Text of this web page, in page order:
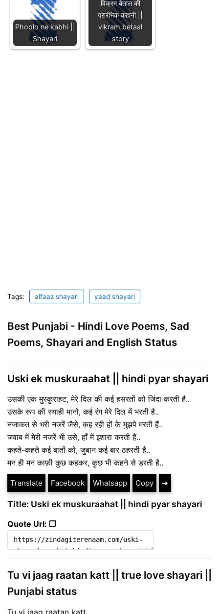
Phoolo ne kabhi ||
Shayari
विक्रम बेताल की
प्रारंभिक कहानी ||
vikram betaal
story
Tags: alfaaz shayari yaad shayari
Best Punjabi - Hindi Love Poems, Sad
Poems, Shayari and English Status
Uski ek muskuraahat || hindi pyar shayari
उसकी एक मुस्कुराहट, मेरे दिल की कई हसरतों को जिंदा करती है..
उसके रूप की स्याही मानो, कई रंग मेरे दिल में भरती है..
नजाकत से भरी नजरें जैसे, कह रही हों के मुझपे मरती हैं..
जवाब में मेरी नजरें भी उसे, हाँ में इशारा करती हैं..
कहते-कहते कई बातों को, जुबान कई बार ठहरती है..
मन ही मन काफ़ी कुछ कहकर, कुछ भी कहने से डरती है..
Translate Facebook Whatsapp Copy ➔
Title: Uski ek muskuraahat || hindi pyar shayari
Quote Url: ❐
Tu vi jaag raatan katt || true love shayari ||
Punjabi status
Tu vi jaag raatan katt